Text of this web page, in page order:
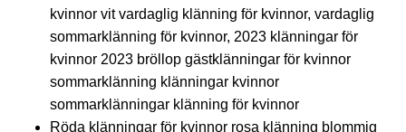
kvinnor vit vardaglig klänning för kvinnor, vardaglig
sommarklänning för kvinnor, 2023 klänningar för
kvinnor 2023 bröllop gästklänningar för kvinnor
sommarklänning klänningar kvinnor
sommarklänningar klänning för kvinnor
Röda klänningar för kvinnor rosa klänning blommig